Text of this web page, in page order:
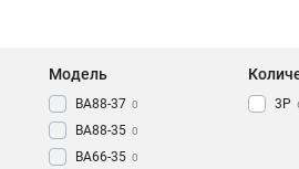
Модель
ВА88-37 0
ВА88-35 0
ВА66-35 0
3Р